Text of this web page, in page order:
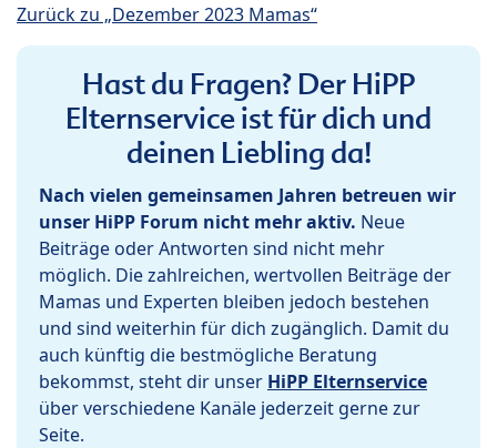
Zurück zu „Dezember 2023 Mamas“
Hast du Fragen? Der HiPP
Elternservice ist für dich und
deinen Liebling da!
Nach vielen gemeinsamen Jahren betreuen wir
unser HiPP Forum nicht mehr aktiv. Neue
Beiträge oder Antworten sind nicht mehr
möglich. Die zahlreichen, wertvollen Beiträge der
Mamas und Experten bleiben jedoch bestehen
und sind weiterhin für dich zugänglich. Damit du
auch künftig die bestmögliche Beratung
bekommst, steht dir unser HiPP Elternservice
über verschiedene Kanäle jederzeit gerne zur
Seite.